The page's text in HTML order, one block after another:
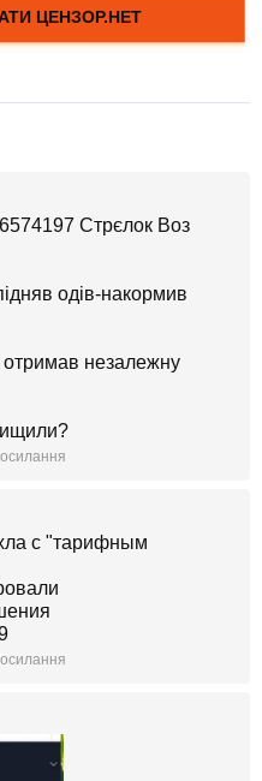
Стрєлок Воз
одів-накормив
незалежну
с "тарифным